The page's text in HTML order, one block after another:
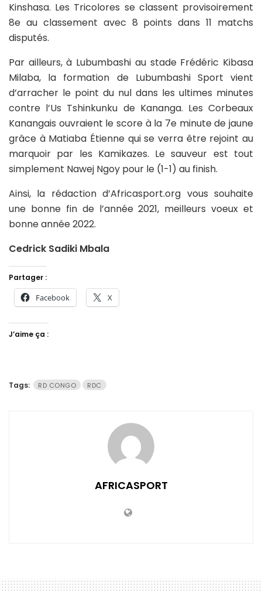
Kinshasa. Les Tricolores se classent provisoirement
8e au classement avec 8 points dans 11 matchs
disputés.
Par ailleurs, à Lubumbashi au stade Frédéric Kibasa
Milaba, la formation de Lubumbashi Sport vient
d’arracher le point du nul dans les ultimes minutes
contre l’Us Tshinkunku de Kananga. Les Corbeaux
Kanangais ouvraient le score à la 7e minute de jaune
grâce à Matiaba Étienne qui se verra être rejoint au
marquoir par les Kamikazes. Le sauveur est tout
simplement Nawej Ngoy pour le (1-1) au finish.
Ainsi, la rédaction d’Africasport.org vous souhaite
une bonne fin de l’année 2021, meilleurs voeux et
bonne année 2022.
Cedrick Sadiki Mbala
Partager :
Facebook X
J’aime ça :
Tags: RD CONGO RDC
AFRICASPORT